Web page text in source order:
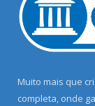
Muito mais que
completa, onde